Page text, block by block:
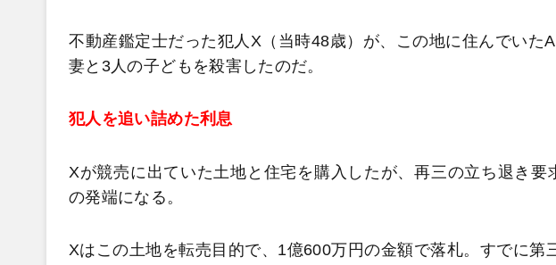
不動産鑑定士だった犯人X（当時48歳）が、この地に住んでいた
妻と3人の子どもを殺害したのだ。
犯人を追い詰めた利息
Xが競売に出ていた土地と住宅を購入したが、再三の立ち退き
の発端になる。
Xはこの土地を転売目的で、1億600万円の金額で落札。すでに第